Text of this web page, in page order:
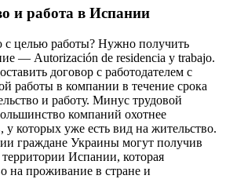
и работа в Испании
с целью работы? Нужно получить
— Autorización de residencia y trabajo.
договор с работодателем с
работы в компании в течение срока
и работу. Минус трудовой
компаний охотнее
которых уже есть вид на жительство.
граждане Украины могут получив
Испании, которая
на проживание в стране и